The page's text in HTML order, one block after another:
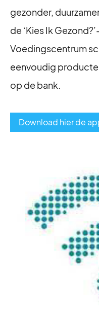
gezonder,
de ‘Kies Ik
Voedingscentrum
eenvoudig
op de bank.
Download hier de